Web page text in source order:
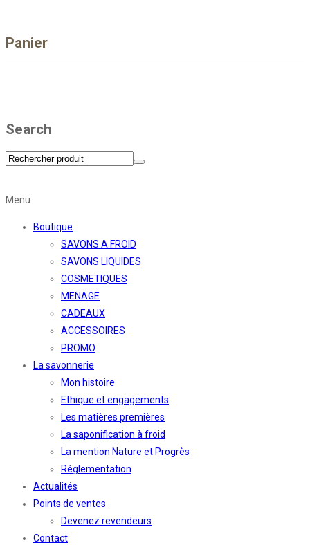
Panier
Search
Menu
Boutique
SAVONS A FROID
SAVONS LIQUIDES
COSMETIQUES
MENAGE
CADEAUX
ACCESSOIRES
PROMO
La savonnerie
Mon histoire
Ethique et engagements
Les matières premières
La saponification à froid
La mention Nature et Progrès
Réglementation
Actualités
Points de ventes
Devenez revendeurs
Contact